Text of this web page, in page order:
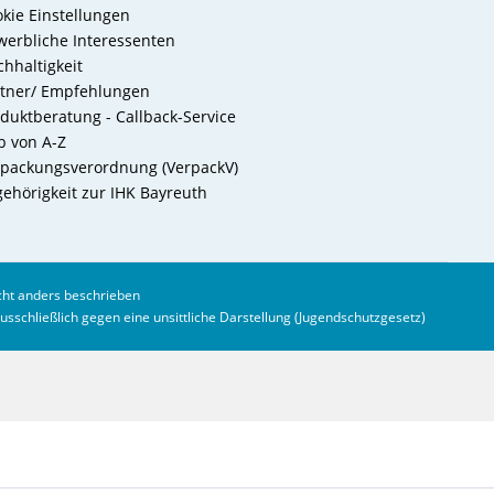
Einstellungen
Interessenten
Empfehlungen
- Callback-Service
von A-Z
(VerpackV)
zur IHK Bayreuth
anders beschrieben
gegen eine unsittliche Darstellung (Jugendschutzgesetz)